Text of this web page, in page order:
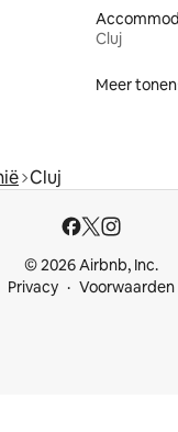
Cluj
Meer tonen
Cluj
© 2026 Airbnb, Inc.
Privacy
Voorwaarden